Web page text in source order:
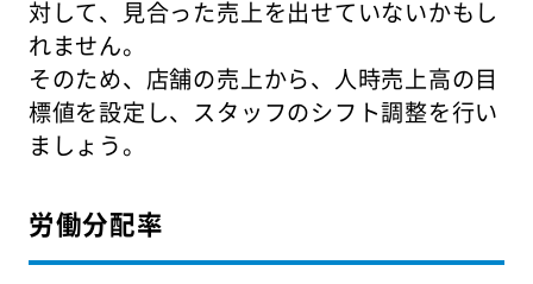
対して、見合った売上を出せていないかもし
れません。
そのため、店舗の売上から、人時売上高の目
標値を設定し、スタッフのシフト調整を行い
ましょう。
労働分配率